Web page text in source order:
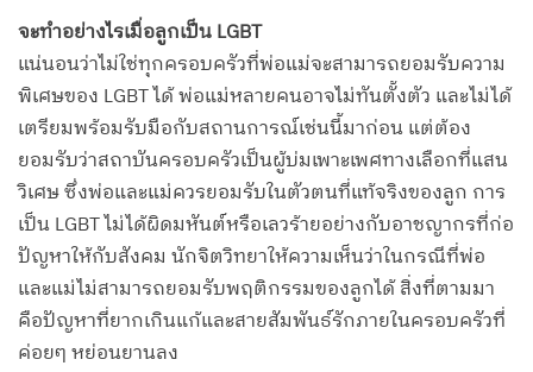
จะทำอย่างไรเมื่อลูกเป็น LGBT
แน่นอนว่าไม่ใช่ทุกครอบครัวที่พ่อแม่จะสามารถยอมรับความ
พิเศษของ LGBT ได้ พ่อแม่หลายคนอาจไม่ทันตั้งตัว และไม่ได้
เตรียมพร้อมรับมือกับสถานการณ์เช่นนี้มาก่อน แต่ต้อง
ยอมรับว่าสถาบันครอบครัวเป็นผู้บ่มเพาะเพศทางเลือกที่แสน
วิเศษ ซึ่งพ่อและแม่ควรยอมรับในตัวตนที่แท้จริงของลูก การ
เป็น LGBT ไม่ได้ผิดมหันต์หรือเลวร้ายอย่างกับอาชญากรที่ก่อ
ปัญหาให้กับสังคม นักจิตวิทยาให้ความเห็นว่าในกรณีที่พ่อ
และแม่ไม่สามารถยอมรับพฤติกรรมของลูกได้ สิ่งที่ตามมา
คือปัญหาที่ยากเกินแก้และสายสัมพันธ์รักภายในครอบครัวที่
ค่อยๆ หย่อนยานลง